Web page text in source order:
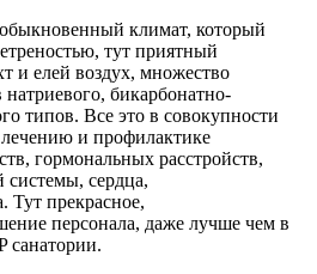
климат, который
тут приятный
и елей воздух, множество
бикарбонатно-
типов. Все это в совокупности
и профилактике
гормональных расстройств,
системы, сердца,
Тут прекрасное,
персонала, даже лучше чем в